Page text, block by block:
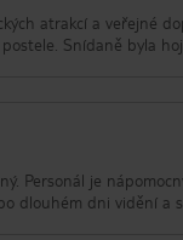
atrakcí a veřejné
Snídaně byla
Personál je
dlouhém dni vidění a